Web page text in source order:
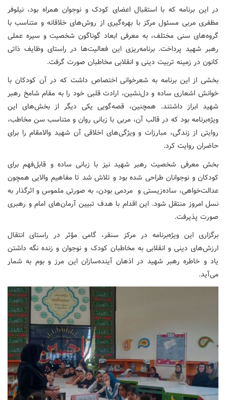
در این برنامه که با استقبال اعضای کودک و نوجوان همراه بود، نیلوفر
مظفری مربی مسئول مرکز با بهره‌گیری از روش‌های خلاقانه و متناسب با
گروه‌های سنی مختلف، به معرفی ابعاد گوناگون شخصیت و سیره عملی
رهبر شهید پرداخت. برنامه‌ریزی این فعالیت‌ها در راستای وظایف ذاتی
کانون در زمینه تربیت دینی و انقلابی مخاطبان صورت گرفت.
بخشی از این برنامه به شعرخوانی اختصاص داشت که در آن کودکان با
خوانش اشعاری ساده و دل‌نشین، ارادت قلبی خود را به مقام شامخ رهبر
شهید ابراز داشتند. همچنین، قصه‌گویی یکی دیگر از بخش‌های این
ویژه‌برنامه بود که در قالب آن، مربی با زبانی روان و متناسب سن مخاطب،
روایتی از زندگی، مبارزات و ویژگی‌های اخلاقی آن شهید والامقام را برای
حاضران روایت کرد.
بخش معرفی شخصیت رهبر شهید نیز با زبانی ساده و قابل‌فهم برای
کودکان و نوجوانان طراحی شده بود و تلاش شد تا مفاهیم والایی همچون
عدالت‌خواهی، ساده‌زیستی و مردمی بودن، به صورتی ملموس و اثرگذار به
نسل امروز منتقل شود. این اقدام با هدف تبیین آرمان‌های امام و رهبری
صورت پذیرفت.
برگزاری این ویژه‌برنامه در مرکز سنقر، گامی مؤثر در راستای انتقال
ارزش‌های دینی و انقلابی به مخاطبان کودک و نوجوان و زنده نگه داشتن
یاد و خاطره رهبر شهید در اذهان آینده‌سازان این مرز و بوم به شمار
می‌آید.